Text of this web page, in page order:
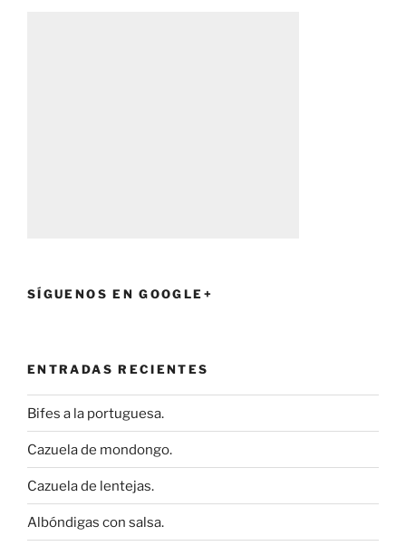
SÍGUENOS EN GOOGLE+
ENTRADAS RECIENTES
Bifes a la portuguesa.
Cazuela de mondongo.
Cazuela de lentejas.
Albóndigas con salsa.